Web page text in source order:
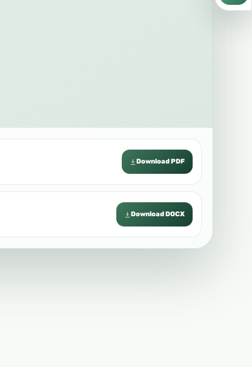
Download PDF
Download DOCX